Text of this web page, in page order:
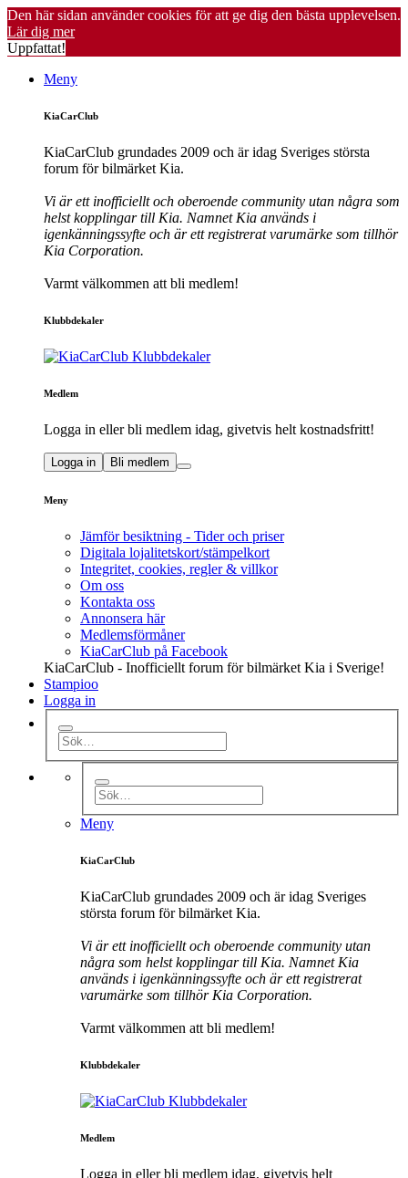
Den här sidan använder cookies för att ge dig den bästa upplevelsen.
Lär dig mer
Uppfattat!
Meny
KiaCarClub
KiaCarClub grundades 2009 och är idag Sveriges största
forum för bilmärket Kia.
Vi är ett inofficiellt och oberoende community utan några som
helst kopplingar till Kia. Namnet Kia används i
igenkänningssyfte och är ett registrerat varumärke som tillhör
Kia Corporation.
Varmt välkommen att bli medlem!
Klubbdekaler
Medlem
Logga in eller bli medlem idag, givetvis helt kostnadsfritt!
Logga in Bli medlem
Meny
Jämför besiktning - Tider och priser
Digitala lojalitetskort/stämpelkort
Integritet, cookies, regler & villkor
Om oss
Kontakta oss
Annonsera här
Medlemsförmåner
KiaCarClub på Facebook
KiaCarClub - Inofficiellt forum för bilmärket Kia i Sverige!
Stampioo
Logga in
Meny
KiaCarClub
KiaCarClub grundades 2009 och är idag Sveriges
största forum för bilmärket Kia.
Vi är ett inofficiellt och oberoende community utan
några som helst kopplingar till Kia. Namnet Kia
används i igenkänningssyfte och är ett registrerat
varumärke som tillhör Kia Corporation.
Varmt välkommen att bli medlem!
Klubbdekaler
Medlem
Logga in eller bli medlem idag, givetvis helt